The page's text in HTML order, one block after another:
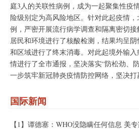
庭3人的关联性病例，成为一起聚集性疫
险级别定为高风险地区。针对此起疫情
例，严密开展流行病学调查和隔离密切
居民和环境进行了核酸检测，结果均呈
和区域进行了终末消毒。对此起境外输
情进行了全市通报，坚决落实“防松劲、
一步筑牢新冠肺炎疫情防控网络，坚决打
国际新闻
【1】谭德塞：WHO没隐瞒任何信息 美